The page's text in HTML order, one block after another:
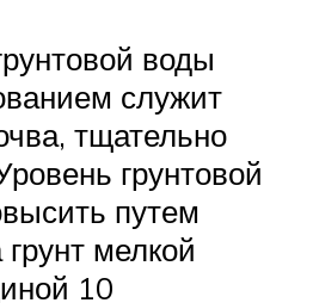
воды
служит
тщательно
грунтовой
путем
мелкой
10